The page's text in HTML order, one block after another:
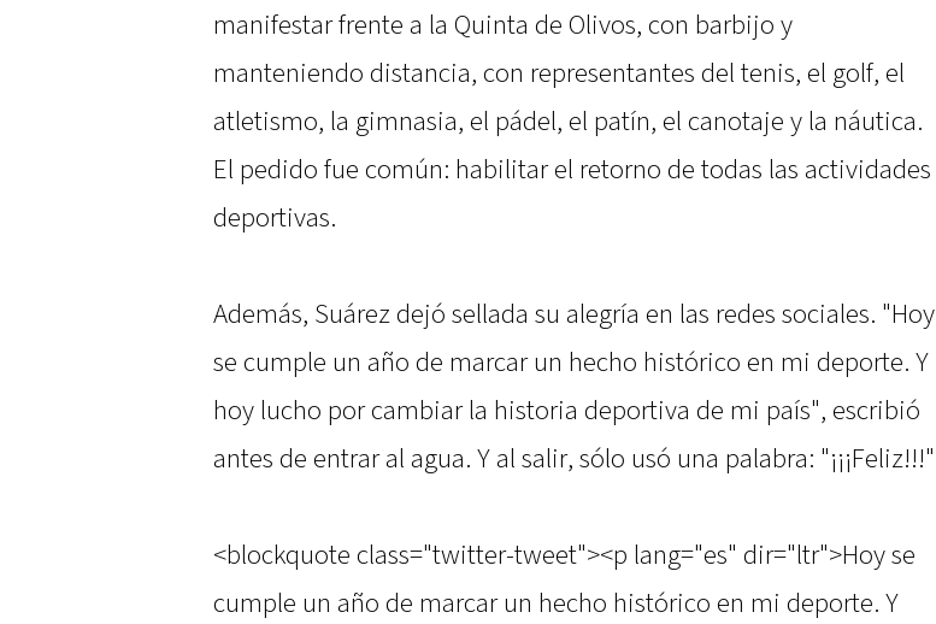
manifestar frente a la Quinta de Olivos, con barbijo y
manteniendo distancia, con representantes del tenis, el golf, el
atletismo, la gimnasia, el pádel, el patín, el canotaje y la náutica.
El pedido fue común: habilitar el retorno de todas las actividades
deportivas.
Además, Suárez dejó sellada su alegría en las redes sociales. "Hoy
se cumple un año de marcar un hecho histórico en mi deporte. Y
hoy lucho por cambiar la historia deportiva de mi país", escribió
antes de entrar al agua. Y al salir, sólo usó una palabra: "¡¡¡Feliz!!!"
<blockquote class="twitter-tweet"><p lang="es" dir="ltr">Hoy se
cumple un año de marcar un hecho histórico en mi deporte. Y